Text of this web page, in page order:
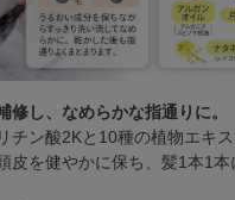
修し、なめらかな指通りに。
チン酸2Kと10種の植物エキ
皮を健やかに保ち、髪1本1本